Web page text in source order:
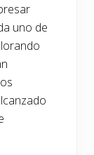
uno de